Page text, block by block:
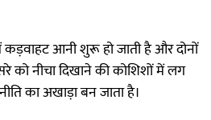
आनी शुरू हो जाती है और दोनों
को नीचा दिखाने की कोशिशों में लग
का अखाड़ा बन जाता है।